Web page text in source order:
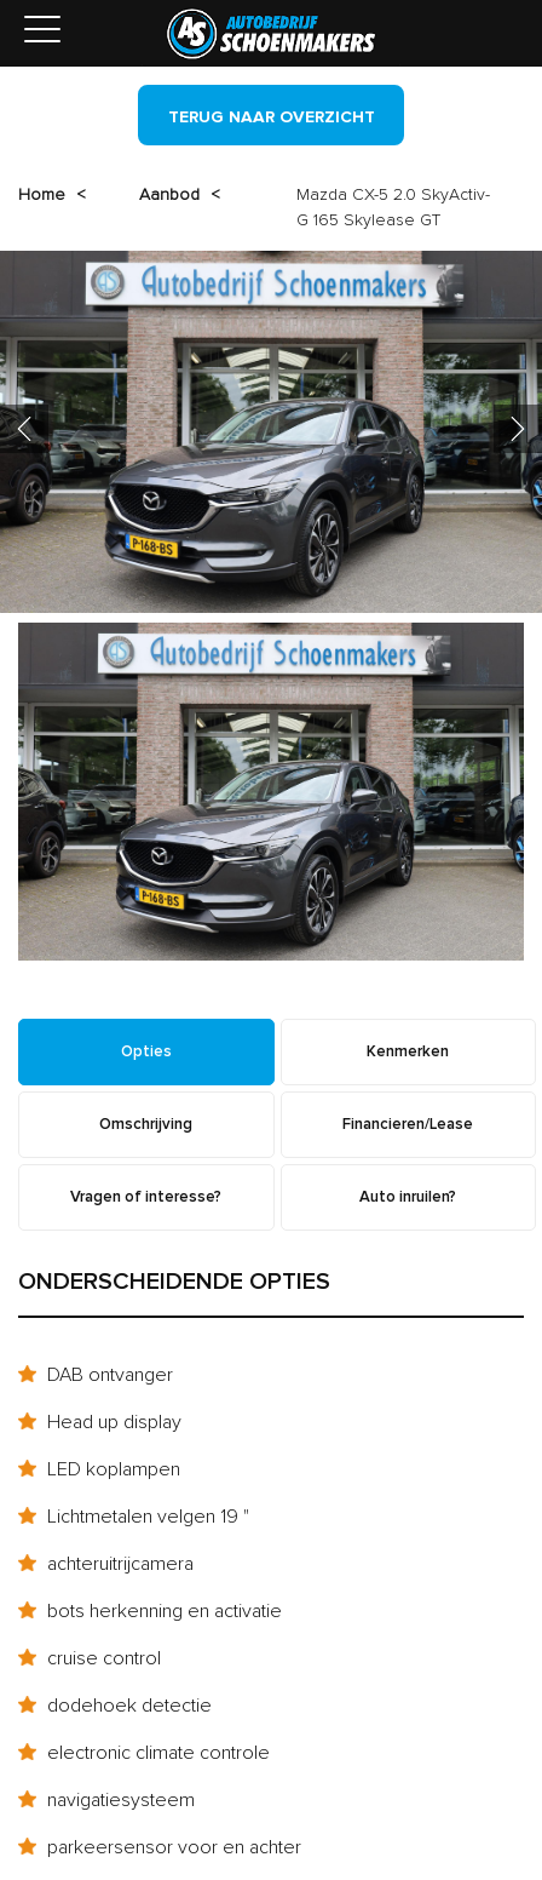
TERUG NAAR OVERZICHT
Home < Aanbod <
Mazda CX-5 2.0 SkyActiv-
G 165 Skylease GT
Opties Kenmerken
Omschrijving Financieren/Lease
Vragen of interesse? Auto inruilen?
ONDERSCHEIDENDE OPTIES
DAB ontvanger
Head up display
LED koplampen
Lichtmetalen velgen 19 "
achteruitrijcamera
bots herkenning en activatie
cruise control
dodehoek detectie
electronic climate controle
navigatiesysteem
parkeersensor voor en achter